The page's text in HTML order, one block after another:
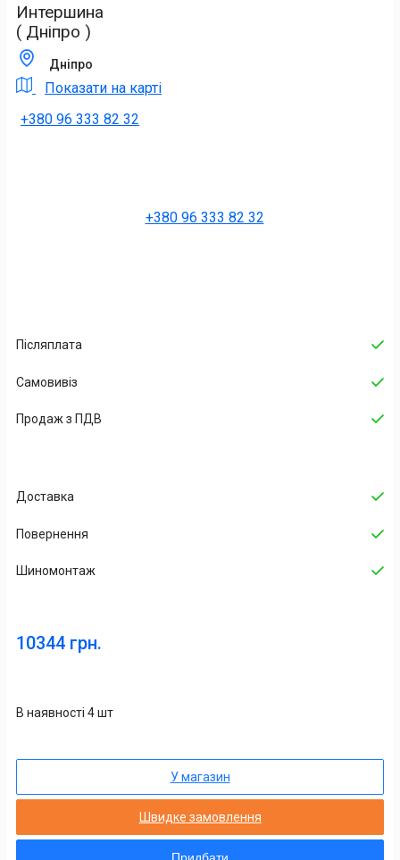
Интершина
( Дніпро )
Дніпро
Показати на карті
+380 96 333 82 32
+380 96 333 82 32
Післяплата
Самовивіз
Продаж з ПДВ
Доставка
Повернення
Шиномонтаж
10344 грн.
В наявності 4 шт
У магазин
Швидке замовлення
Придбати